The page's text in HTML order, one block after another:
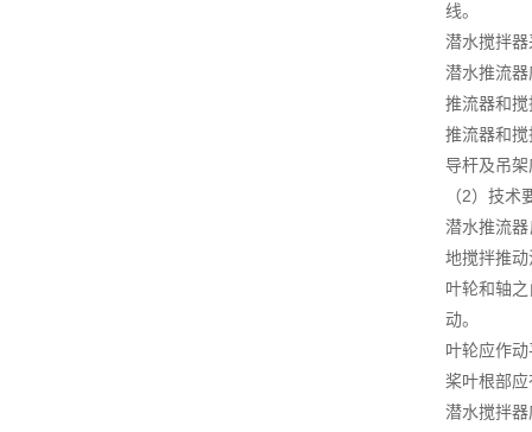
线。
潜水搅拌
潜水推流
推流器和
推流器和
导杆及吊
（2）技术
潜水推流
地搅拌推
叶轮和轴
动。
叶轮应作
桨叶根部
潜水搅拌